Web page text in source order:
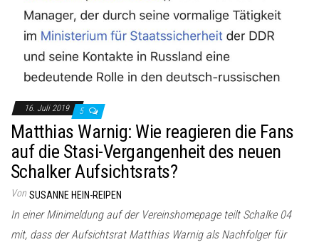
16. Juli 2019 5
Matthias Warnig: Wie reagieren die Fans
auf die Stasi-Vergangenheit des neuen
Schalker Aufsichtsrats?
Von SUSANNE HEIN-REIPEN
In einer Minimeldung auf der Vereinshomepage teilt Schalke 04
mit, dass der Aufsichtsrat Matthias Warnig als Nachfolger für